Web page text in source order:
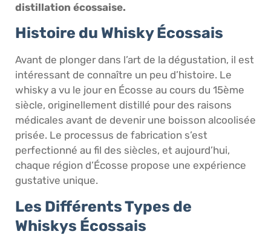
distillation écossaise.
Histoire du Whisky Écossais
Avant de plonger dans l’art de la dégustation, il est
intéressant de connaître un peu d’histoire. Le
whisky a vu le jour en Écosse au cours du 15ème
siècle, originellement distillé pour des raisons
médicales avant de devenir une boisson alcoolisée
prisée. Le processus de fabrication s’est
perfectionné au fil des siècles, et aujourd’hui,
chaque région d’Écosse propose une expérience
gustative unique.
Les Différents Types de
Whiskys Écossais